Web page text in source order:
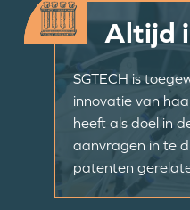
Altijd
SGTECH is
innovatie van
heeft als doel in
aanvragen in te
patenten